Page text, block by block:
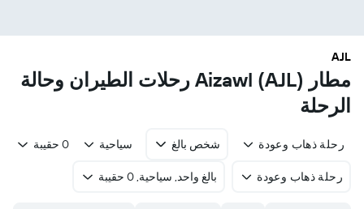
AJL
مطار Aizawl (AJL) رحلات الطيران وحالة
الرحلة
رحلة ذهاب وعودة شخص بالغ سياحية 0 حقيبة
رحلة ذهاب وعودة بالغ واحد, سياحية, 0 حقيبة